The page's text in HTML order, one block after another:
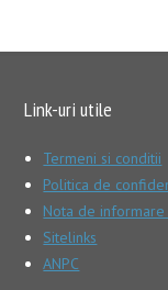
Link-uri utile
Termeni si conditii
Politica de
Nota de
Sitelinks
ANPC